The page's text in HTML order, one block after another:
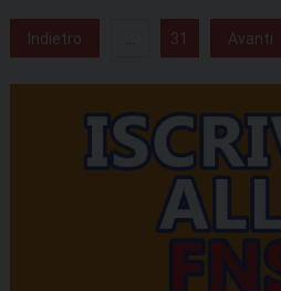
Indietro ... 31 Avanti